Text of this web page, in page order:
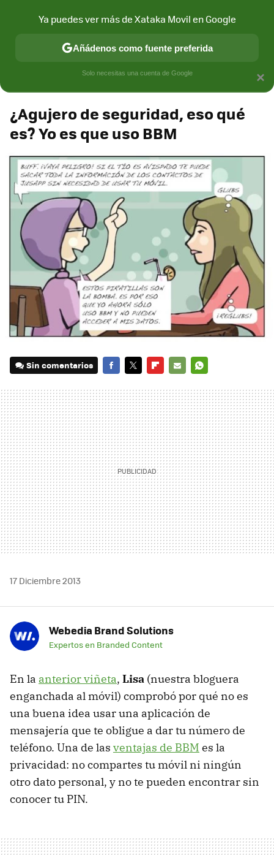
marca que se menciona
BBM para todos
¿Agujero de seguridad, eso qué
es? Yo es que uso BBM
Sin comentarios
MAIL
17 Diciembre 2013
Webedia Brand Solutions
Expertos en Branded Content
En la anterior viñeta, Lisa (nuestra bloguera
enganchada al móvil) comprobó por qué no es
una buena idea usar una aplicación de
mensajería que te obligue a dar tu número de
teléfono. Una de las ventajas de BBM es la
privacidad: no compartes tu móvil ni ningún
otro dato personal, y no te pueden encontrar sin
conocer tu PIN.
×
Ya puedes ver más de Xataka Movil en Google
Añádenos como fuente preferida
Solo necesitas una cuenta de Google